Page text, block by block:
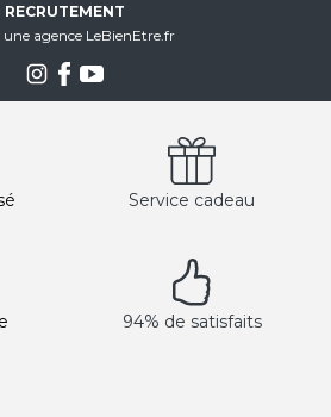
RECRUTEMENT
agence LeBienEtre.fr
Service cadeau
94% de satisfaits